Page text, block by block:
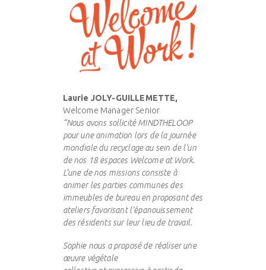
Laurie JOLY-GUILLEMETTE,
Welcome Manager Senior
“Nous avons sollicité MINDTHELOOP
pour une animation lors de la journée
mondiale du recyclage au sein de l’un
de nos 18 espaces Welcome at Work.
L’une de nos missions consiste à
animer les parties communes des
immeubles de bureau en proposant des
ateliers favorisant l’épanouissement
des résidents sur leur lieu de travail.
Sophie nous a proposé de réaliser une
œuvre végétale